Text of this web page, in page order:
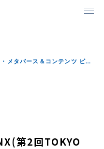
「TOKYO DIGICONX(第2回TOKYO XR・メタバース＆コンテンツ ビジネスワールド)」に出展します
第2回TOKYO